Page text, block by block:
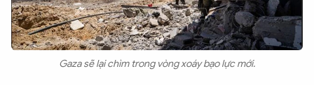
Gaza sẽ lại chìm trong vòng xoáy bạo lực mới.